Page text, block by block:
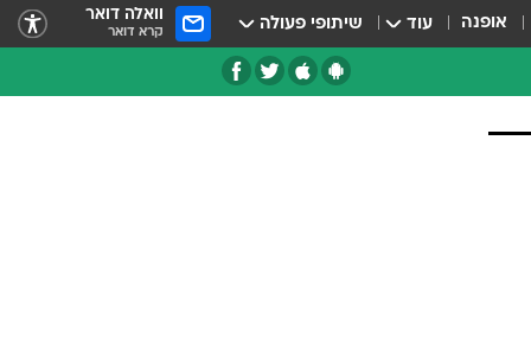
אופנה עוד שיתופי פעולה וואלה דואר
קרא דואר